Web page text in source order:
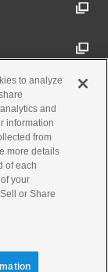
to analyze
and
information
from
more details
of each
your
or Share